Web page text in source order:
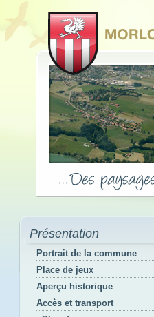
Présentation
Portrait de la commune
Place de jeux
Aperçu historique
Accès et transport